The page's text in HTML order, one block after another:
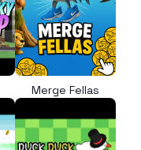
Merge Fellas